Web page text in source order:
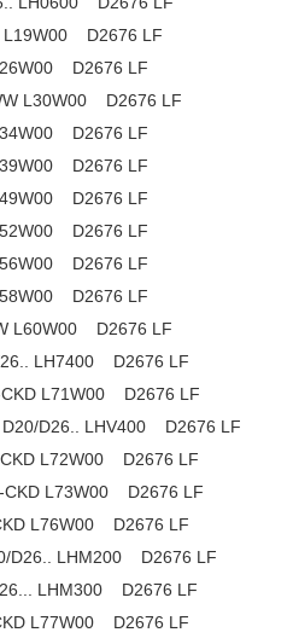
L19W00 D2676 LF
D2676 LF
L30W00 D2676 LF
D2676 LF
D2676 LF
D2676 LF
D2676 LF
D2676 LF
D2676 LF
L60W00 D2676 LF
26.. LH7400 D2676 LF
CKD L71W00 D2676 LF
D20/D26.. LHV400 D2676 LF
L72W00 D2676 LF
CKD L73W00 D2676 LF
L76W00 D2676 LF
D26.. LHM200 D2676 LF
LHM300 D2676 LF
L77W00 D2676 LF